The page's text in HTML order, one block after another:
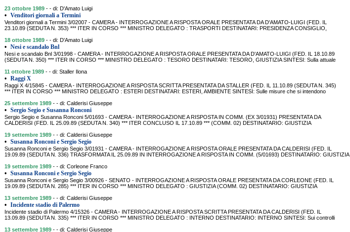
23 ottobre 1989 - - di: D'Amato Luigi
• Venditori giornali a Termini
Venditori giornali a Termini 3/02007 - CAMERA - INTERROGAZIONE A RISPOSTA ORALE PRESENTATA DA D'AMATO-LUIGI (FED. IL
23.10.89 (SEDUTA N. 353) *** ITER IN CORSO *** MINISTRO DELEGATO : TRASPORTI DESTINATARI: PRESIDENZA CONSIGLIO,
18 ottobre 1989 - - di: D'Amato Luigi
• Nesi e scandalo Bnl
Nesi e scandalo Bnl 3/01998 - CAMERA - INTERROGAZIONE A RISPOSTA ORALE PRESENTATA DA D'AMATO-LUIGI (FED. IL 18.10.89
(SEDUTA N. 350) *** ITER IN CORSO *** MINISTRO DELEGATO : TESORO DESTINATARI: TESORO, GIUSTIZIA SINTESI: Sulla attuale
11 ottobre 1989 - - di: Staller Ilona
• Raggi X
Raggi X 4/15845 - CAMERA - INTERROGAZIONE A RISPOSTA SCRITTA PRESENTATA DA STALLER (FED. IL 11.10.89 (SEDUTA N. 345)
*** ITER IN CORSO *** MINISTRO DELEGATO : ESTERI DESTINATARI: ESTERI, AMBIENTE SINTESI: Sulle misure che si intendono
25 settembre 1989 - - di: Calderisi Giuseppe
• Sergio Segio e Susanna Ronconi
Sergio Segio e Susanna Ronconi 5/01693 - CAMERA - INTERROGAZIONE A RISPOSTA IN COMM. (EX 3/01931) PRESENTATA DA
CALDERISI (FED. IL 25.09.89 (SEDUTA N. 340) *** ITER CONCLUSO IL 17.10.89 *** (COMM. 02) DESTINATARIO: GIUSTIZIA
19 settembre 1989 - - di: Calderisi Giuseppe
• Susanna Ronconi e Sergio Segio
Susanna Ronconi e Sergio Segio 3/01931 - CAMERA - INTERROGAZIONE A RISPOSTA ORALE PRESENTATA DA CALDERISI (FED. IL
19.09.89 (SEDUTA N. 336) TRASFORMATA IL 25.09.89 IN INTERROGAZIONE A RISPOSTA IN COMM. (5/01693) DESTINATARIO: GIUSTIZIA
19 settembre 1989 - - di: Corleone Franco
• Susanna Ronconi e Sergio Segio
Susanna Ronconi e Sergio Segio 3/00926 - SENATO - INTERROGAZIONE A RISPOSTA ORALE PRESENTATA DA CORLEONE (FED. IL
19.09.89 (SEDUTA N. 285) *** ITER IN CORSO *** MINISTRO DELEGATO : GIUSTIZIA (COMM. 02) DESTINATARIO: GIUSTIZIA
13 settembre 1989 - - di: Calderisi Giuseppe
• Incidente stadio di Palermo
Incidente stadio di Palermo 4/15326 - CAMERA - INTERROGAZIONE A RISPOSTA SCRITTA PRESENTATA DA CALDERISI (FED. IL
13.09.89 (SEDUTA N. 335) *** ITER IN CORSO *** MINISTRO DELEGATO : INTERNO DESTINATARIO: INTERNO SINTESI: Sui controlli
13 settembre 1989 - - di: Calderisi Giuseppe